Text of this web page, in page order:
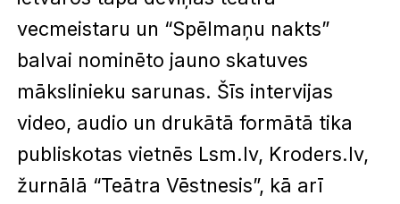
vecmeistaru un “Spēlmaņu nakts”
balvai nominēto jauno skatuves
mākslinieku sarunas. Šīs intervijas
video, audio un drukātā formātā tika
publiskotas vietnēs Lsm.lv, Kroders.lv,
žurnālā “Teātra Vēstnesis”, kā arī